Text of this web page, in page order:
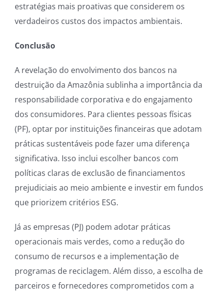
estratégias mais proativas que considerem os
verdadeiros custos dos impactos ambientais.
Conclusão
A revelação do envolvimento dos bancos na
destruição da Amazônia sublinha a importância da
responsabilidade corporativa e do engajamento
dos consumidores. Para clientes pessoas físicas
(PF), optar por instituições financeiras que adotam
práticas sustentáveis pode fazer uma diferença
significativa. Isso inclui escolher bancos com
políticas claras de exclusão de financiamentos
prejudiciais ao meio ambiente e investir em fundos
que priorizem critérios ESG.
Já as empresas (PJ) podem adotar práticas
operacionais mais verdes, como a redução do
consumo de recursos e a implementação de
programas de reciclagem. Além disso, a escolha de
parceiros e fornecedores comprometidos com a